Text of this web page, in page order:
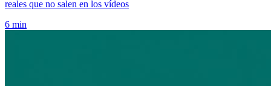
reales que no salen en los vídeos
6 min